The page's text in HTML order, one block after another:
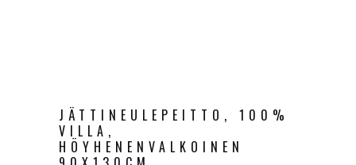
JÄTTINEULEPEITTO, 100%
VILLA,
HÖYHENENVALKOINEN